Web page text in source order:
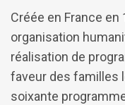
Créée en France
organisation
réalisation de
faveur des familles
soixante